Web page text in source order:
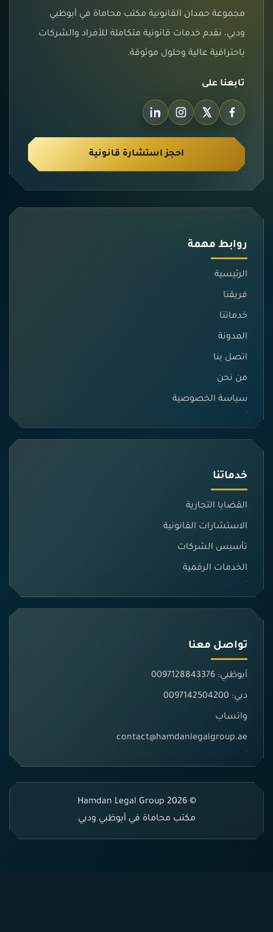
مجموعة حمدان القانونية مكتب محاماة في أبوظبي
ودبي، نقدم خدمات قانونية متكاملة للأفراد والشركات
باحترافية عالية وحلول موثوقة.
تابعنا على
احجز استشارة قانونية
روابط مهمة
الرئيسية
فريقنا
خدماتنا
المدونة
اتصل بنا
من نحن
سياسة الخصوصية
خدماتنا
القضايا التجارية
الاستشارات القانونية
تأسيس الشركات
الخدمات الرقمية
تواصل معنا
أبوظبي: 0097128843376
دبي: 0097142504200
واتساب
contact@hamdanlegalgroup.ae
© 2026 Hamdan Legal Group
مكتب محاماة في أبوظبي ودبي